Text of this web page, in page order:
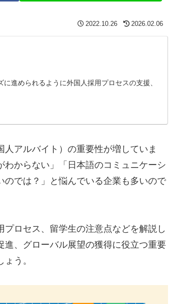
2022.10.26 2026.02.06
進められるように外国人採用プロセスの支援、
アルバイト）の重要性が増していま
からない」「日本語のコミュニケーシ
のでは？」と悩んでいる企業も多いので
ロセス、留学生の注意点などを解説し
、グローバル展望の獲得に役立つ重要
う。